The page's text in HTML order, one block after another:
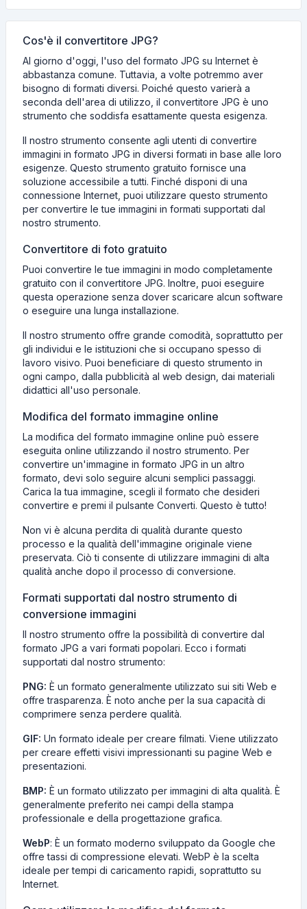
Cos'è il convertitore JPG?
Al giorno d'oggi, l'uso del formato JPG su Internet è
abbastanza comune. Tuttavia, a volte potremmo aver
bisogno di formati diversi. Poiché questo varierà a
seconda dell'area di utilizzo, il convertitore JPG è uno
strumento che soddisfa esattamente questa esigenza.
Il nostro strumento consente agli utenti di convertire
immagini in formato JPG in diversi formati in base alle loro
esigenze. Questo strumento gratuito fornisce una
soluzione accessibile a tutti. Finché disponi di una
connessione Internet, puoi utilizzare questo strumento
per convertire le tue immagini in formati supportati dal
nostro strumento.
Convertitore di foto gratuito
Puoi convertire le tue immagini in modo completamente
gratuito con il convertitore JPG. Inoltre, puoi eseguire
questa operazione senza dover scaricare alcun software
o eseguire una lunga installazione.
Il nostro strumento offre grande comodità, soprattutto per
gli individui e le istituzioni che si occupano spesso di
lavoro visivo. Puoi beneficiare di questo strumento in
ogni campo, dalla pubblicità al web design, dai materiali
didattici all'uso personale.
Modifica del formato immagine online
La modifica del formato immagine online può essere
eseguita online utilizzando il nostro strumento. Per
convertire un'immagine in formato JPG in un altro
formato, devi solo seguire alcuni semplici passaggi.
Carica la tua immagine, scegli il formato che desideri
convertire e premi il pulsante Converti. Questo è tutto!
Non vi è alcuna perdita di qualità durante questo
processo e la qualità dell'immagine originale viene
preservata. Ciò ti consente di utilizzare immagini di alta
qualità anche dopo il processo di conversione.
Formati supportati dal nostro strumento di
conversione immagini
Il nostro strumento offre la possibilità di convertire dal
formato JPG a vari formati popolari. Ecco i formati
supportati dal nostro strumento:
PNG: È un formato generalmente utilizzato sui siti Web e
offre trasparenza. È noto anche per la sua capacità di
comprimere senza perdere qualità.
GIF: Un formato ideale per creare filmati. Viene utilizzato
per creare effetti visivi impressionanti su pagine Web e
presentazioni.
BMP: È un formato utilizzato per immagini di alta qualità. È
generalmente preferito nei campi della stampa
professionale e della progettazione grafica.
WebP: È un formato moderno sviluppato da Google che
offre tassi di compressione elevati. WebP è la scelta
ideale per tempi di caricamento rapidi, soprattutto su
Internet.